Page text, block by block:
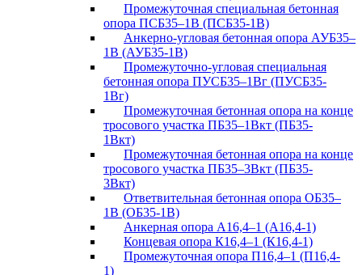
Промежуточная специальная бетонная
опора ПСБ35–1В (ПСБ35-1В)
Анкерно-угловая бетонная опора АУБ35–
1В (АУБ35-1В)
Промежуточно-угловая специальная
бетонная опора ПУСБ35–1Вг (ПУСБ35-
1Вг)
Промежуточная бетонная опора на конце
тросового участка ПБ35–1Вкт (ПБ35-
1Вкт)
Промежуточная бетонная опора на конце
тросового участка ПБ35–3Вкт (ПБ35-
3Вкт)
Ответвительная бетонная опора ОБ35–
1В (ОБ35-1В)
Анкерная опора А16,4–1 (А16,4-1)
Концевая опора К16,4–1 (К16,4-1)
Промежуточная опора П16,4–1 (П16,4-
1)